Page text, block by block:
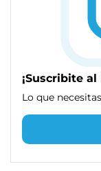
¡Suscribite
Lo que